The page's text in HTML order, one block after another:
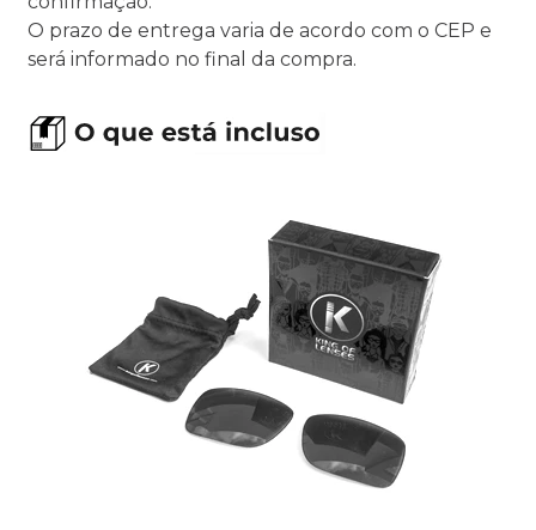
O prazo de entrega varia de acordo com o CEP e
será informado no final da compra.